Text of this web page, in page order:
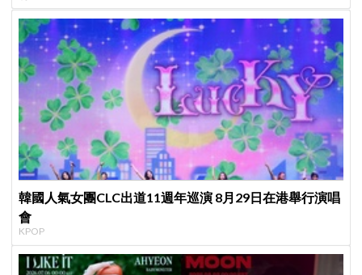
韓國人氣女團CLC出道11週年巡演 8月29日在港舉行演唱
會
KPOP